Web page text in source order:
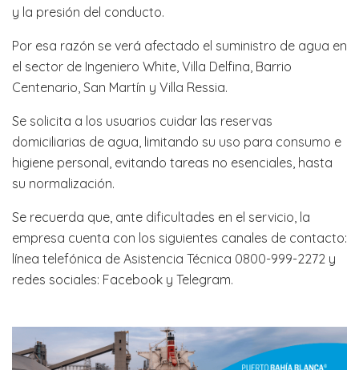
y la presión del conducto.
Por esa razón se verá afectado el suministro de agua en
el sector de Ingeniero White, Villa Delfina, Barrio
Centenario, San Martín y Villa Ressia.
Se solicita a los usuarios cuidar las reservas
domiciliarias de agua, limitando su uso para consumo e
higiene personal, evitando tareas no esenciales, hasta
su normalización.
Se recuerda que, ante dificultades en el servicio, la
empresa cuenta con los siguientes canales de contacto:
línea telefónica de Asistencia Técnica 0800-999-2272 y
redes sociales: Facebook y Telegram.